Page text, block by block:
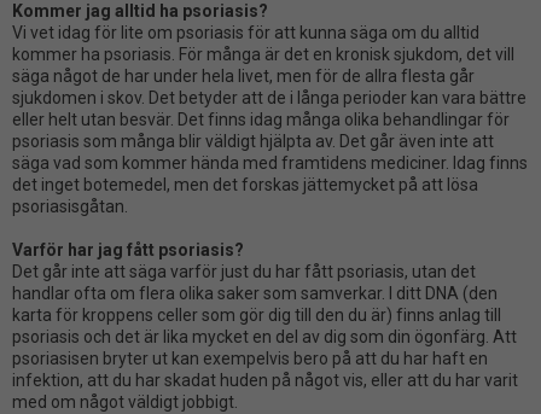
Kommer jag alltid ha psoriasis?
Vi vet idag för lite om psoriasis för att kunna säga om du alltid
kommer ha psoriasis. För många är det en kronisk sjukdom, detvill
säga något de har under hela livet, men för de allra flesta går
sjukdomen i skov. Det betyder att de i långa perioder kan vara bättre
eller helt utan besvär. Det finns idag många olika behandlingar för
psoriasis som många blir väldigt hjälpta av. Det går även inte att
säga vad som kommer hända med framtidens mediciner. Idag finns
det inget botemedel, men det forskas jättemycket på att lösa
psoriasisgåtan.
Varför har jag fått psoriasis?
Det går inte att säga varför just du har fått psoriasis, utan det
handlar ofta om flera olika saker som samverkar. I ditt DNA (den
karta för kroppens cellersom gör dig till den du är) finns anlag till
psoriasis och det är lika mycket en del av dig som din ögonfärg. Att
psoriasisen bryter ut kan exempelvis bero på att du har haft en
infektion, att du har skadat huden på något vis, eller att du har varit
med om något väldigt jobbigt.